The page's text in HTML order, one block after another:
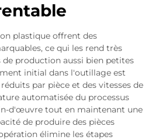
plastique offrent des
ce qui les rend très
de production aussi bien petites
initial dans l'outillage est
par pièce et des vitesses de
automatisée du processus
d'œuvre tout en maintenant une
de produire des pièces
élimine les étapes